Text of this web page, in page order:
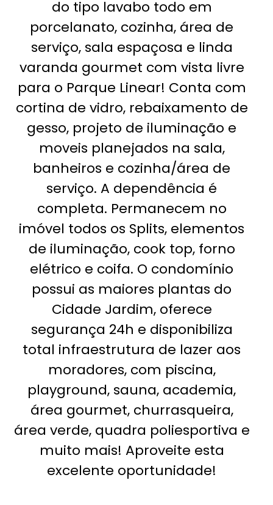
do tipo lavabo todo em
porcelanato, cozinha, área de
serviço, sala espaçosa e linda
varanda gourmet com vista livre
para o Parque Linear! Conta com
cortina de vidro, rebaixamento de
gesso, projeto de iluminação e
moveis planejados na sala,
banheiros e cozinha/área de
serviço. A dependência é
completa. Permanecem no
imóvel todos os Splits, elementos
de iluminação, cook top, forno
elétrico e coifa. O condomínio
possui as maiores plantas do
Cidade Jardim, oferece
segurança 24h e disponibiliza
total infraestrutura de lazer aos
moradores, com piscina,
playground, sauna, academia,
área gourmet, churrasqueira,
área verde, quadra poliesportiva e
muito mais! Aproveite esta
excelente oportunidade!